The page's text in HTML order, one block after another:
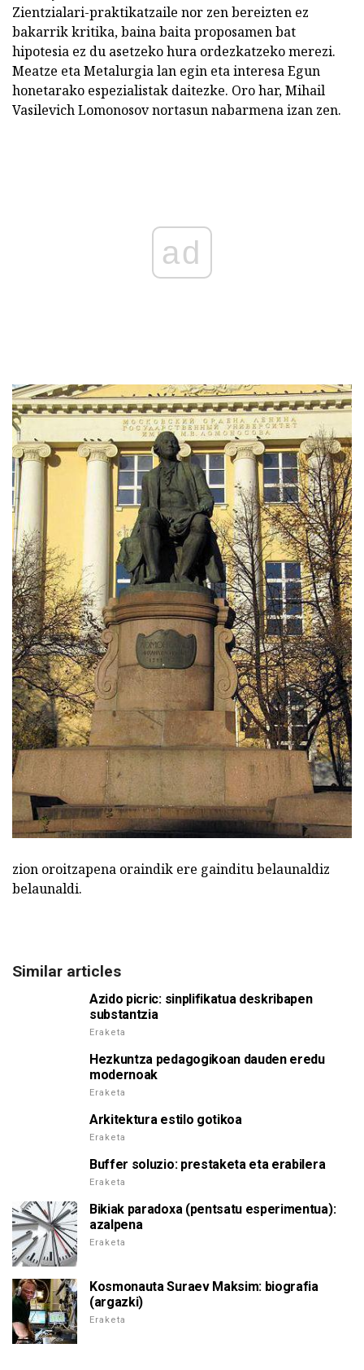
Zientzialari-praktikatzaile nor zen bereizten ez
bakarrik kritika, baina baita proposamen bat
hipotesia ez du asetzeko hura ordezkatzeko merezi.
Meatze eta Metalurgia lan egin eta interesa Egun
honetarako espezialistak daitezke. Oro har, Mihail
Vasilevich Lomonosov nortasun nabarmena izan zen.
ad
zion oroitzapena oraindik ere gainditu belaunaldiz
belaunaldi.
Similar articles
Azido picric: sinplifikatua deskribapen
substantzia
Eraketa
Hezkuntza pedagogikoan dauden eredu
modernoak
Eraketa
Arkitektura estilo gotikoa
Eraketa
Buffer soluzio: prestaketa eta erabilera
Eraketa
Bikiak paradoxa (pentsatu esperimentua):
azalpena
Eraketa
Kosmonauta Suraev Maksim: biografia
(argazki)
Eraketa